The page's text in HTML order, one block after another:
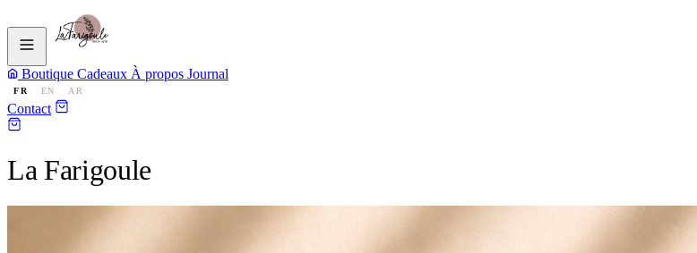
Boutique Cadeaux À propos Journal
FR EN AR
Contact
La Farigoule